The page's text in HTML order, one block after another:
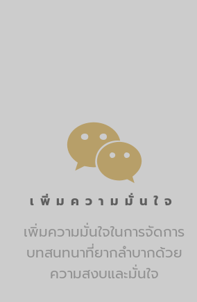
เพิ่มความมั่นใจ
เพิ่มความมั่นใจในการจัดการ
บทสนทนาที่ยากลำบากด้วย
ความสงบและมั่นใจ